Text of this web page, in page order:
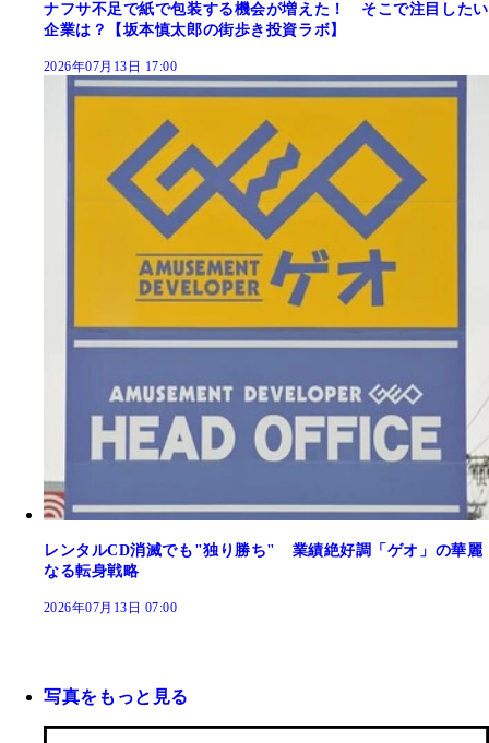
ナフサ不足で紙で包装する機会が増えた！ そこで注目したい
企業は？【坂本慎太郎の街歩き投資ラボ】
2026年07月13日 17:00
レンタルCD消滅でも"独り勝ち" 業績絶好調「ゲオ」の華麗
なる転身戦略
2026年07月13日 07:00
写真をもっと見る